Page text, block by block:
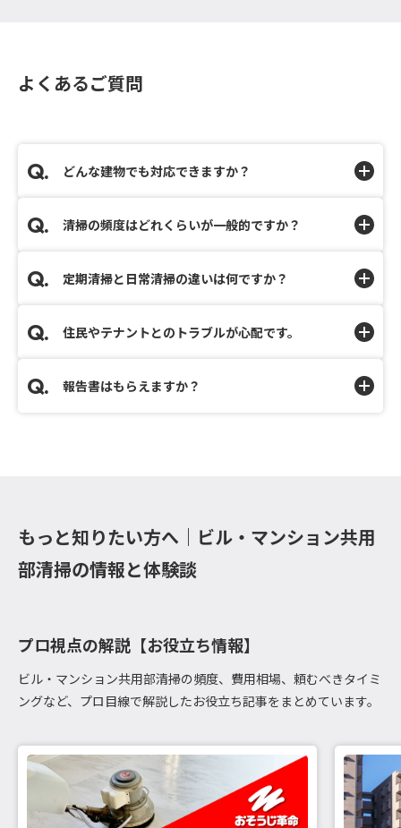
よくあるご質問
どんな建物でも対応できますか？
清掃の頻度はどれくらいが一般的ですか？
定期清掃と日常清掃の違いは何ですか？
住民やテナントとのトラブルが心配です。
報告書はもらえますか？
もっと知りたい方へ｜ビル・マンション共用
部清掃の情報と体験談
プロ視点の解説【お役立ち情報】
ビル・マンション共用部清掃の頻度、費用相場、頼むべきタイミ
ングなど、プロ目線で解説したお役立ち記事をまとめています。